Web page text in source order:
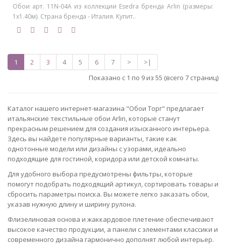
Обои арт. 11N-04A из коллекции Esedra бренда Arlin (размеры:
1х1.40м). Страна бренда - Италия. Купит..
1 2 3 4 5 6 7 >
>|
Показано с 1 по 9 из 55 (всего 7 страниц)
Каталог нашего интернет-магазина "Обои Торг" предлагает
итальянские текстильные обои Arlin, которые станут
прекрасным решением для создания изысканного интерьера.
Здесь вы найдете популярные варианты, такие как
однотонные модели или дизайны с узорами, идеально
подходящие для гостиной, коридора или детской комнаты.
Для удобного выбора предусмотрены фильтры, которые
помогут подобрать подходящий артикул, сортировать товары и
сбросить параметры поиска. Вы можете легко заказать обои,
указав нужную длину и ширину рулона.
Флизелиновая основа и жаккардовое плетение обеспечивают
высокое качество продукции, а панели с элементами классики и
современного дизайна гармонично дополнят любой интерьер.